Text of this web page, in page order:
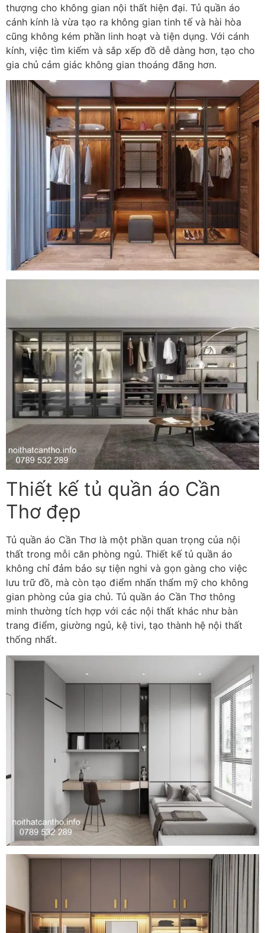
thượng cho không gian nội thất hiện đại. Tủ quần áo
cánh kính là vừa tạo ra không gian tinh tế và hài hòa
cũng không kém phần linh hoạt và tiện dụng. Với cánh
kính, việc tìm kiếm và sắp xếp đồ dễ dàng hơn, tạo cho
gia chủ cảm giác không gian thoáng đãng hơn.
Thiết kế tủ quần áo Cần
Thơ đẹp
Tủ quần áo Cần Thơ là một phần quan trọng của nội
thất trong mỗi căn phòng ngủ. Thiết kế tủ quần áo
không chỉ đảm bảo sự tiện nghi và gọn gàng cho việc
lưu trữ đồ, mà còn tạo điểm nhấn thẩm mỹ cho không
gian phòng của gia chủ. Tủ quần áo Cần Thơ thông
minh thường tích hợp với các nội thất khác như bàn
trang điểm, giường ngủ, kệ tivi, tạo thành hệ nội thất
thống nhất.